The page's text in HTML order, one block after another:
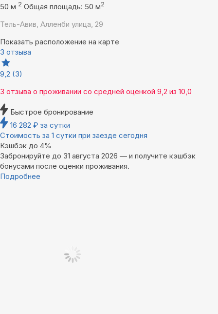
50 м 2 Общая площадь: 50 м2
Тель-Авив, Алленби улица, 29
Показать расположение на карте
3 отзыва
9,2 (3)
3 отзыва о проживании со средней оценкой 9,2 из 10,0
Быстрое бронирование
16 282 ₽ за сутки
Стоимость за 1 сутки при заезде сегодня
Кэшбэк до 4%
Забронируйте до 31 августа 2026 — и получите кэшбэк
бонусами после оценки проживания.
Подробнее